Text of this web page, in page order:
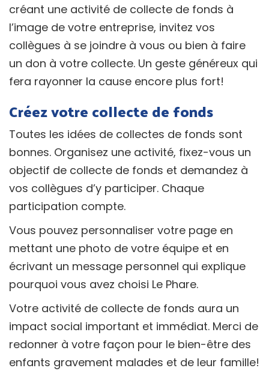
créant une activité de collecte de fonds à
l’image de votre entreprise, invitez vos
collègues à se joindre à vous ou bien à faire
un don à votre collecte. Un geste généreux qui
fera rayonner la cause encore plus fort!
Créez votre collecte de fonds
Toutes les idées de collectes de fonds sont
bonnes. Organisez une activité, fixez-vous un
objectif de collecte de fonds et demandez à
vos collègues d’y participer. Chaque
participation compte.
Vous pouvez personnaliser votre page en
mettant une photo de votre équipe et en
écrivant un message personnel qui explique
pourquoi vous avez choisi Le Phare.
Votre activité de collecte de fonds aura un
impact social important et immédiat. Merci de
redonner à votre façon pour le bien-être des
enfants gravement malades et de leur famille!